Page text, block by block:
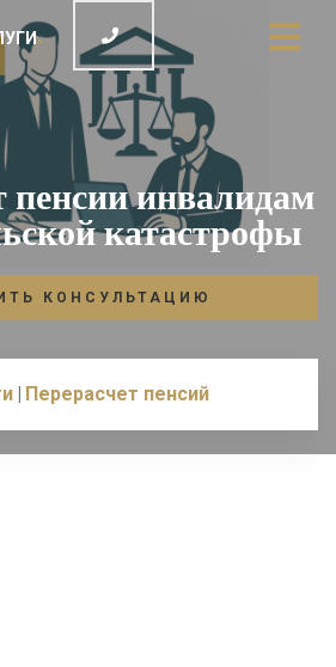
пенсии инвалидам
катастрофы
КОНСУЛЬТАЦИЮ
Перерасчет пенсий